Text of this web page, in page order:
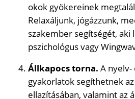
okok gyökereinek
Relaxáljunk, jógázzunk,
szakember segítségét, aki
pszichológus vagy
Állkapocs torna. A nyelv-
gyakorlatok segíthetnek
ellazításában, valamint az